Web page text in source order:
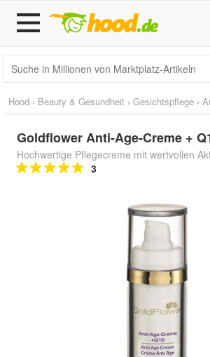
Hood › Beauty & Gesundheit › Gesichtspflege ›
Goldflower Anti-Age-Creme +
Hochwertige Pflegecreme mit wertvollen
3